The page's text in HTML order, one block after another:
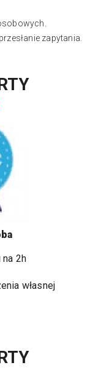
zapytania.
na 2h
własnej